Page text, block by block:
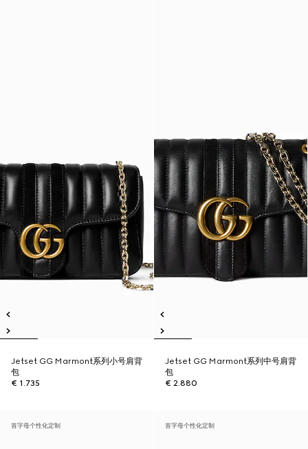
Jetset GG Marmont系列小号肩背
包
€ 1.735
Jetset GG Marmont系列中号肩背
包
€ 2.880
首字母个性化定制 首字母个性化定制